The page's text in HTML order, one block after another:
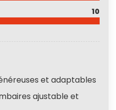
10
et adaptables
ajustable et